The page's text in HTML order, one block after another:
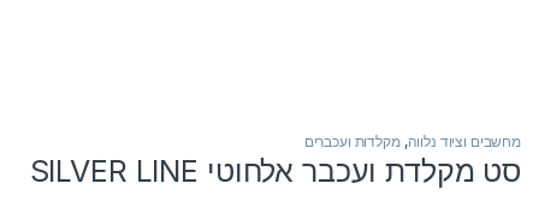
מחשבים וציוד נלווה,מקלדות ועכברים
סט מקלדת ועכבר אלחוטי SILVER LINE